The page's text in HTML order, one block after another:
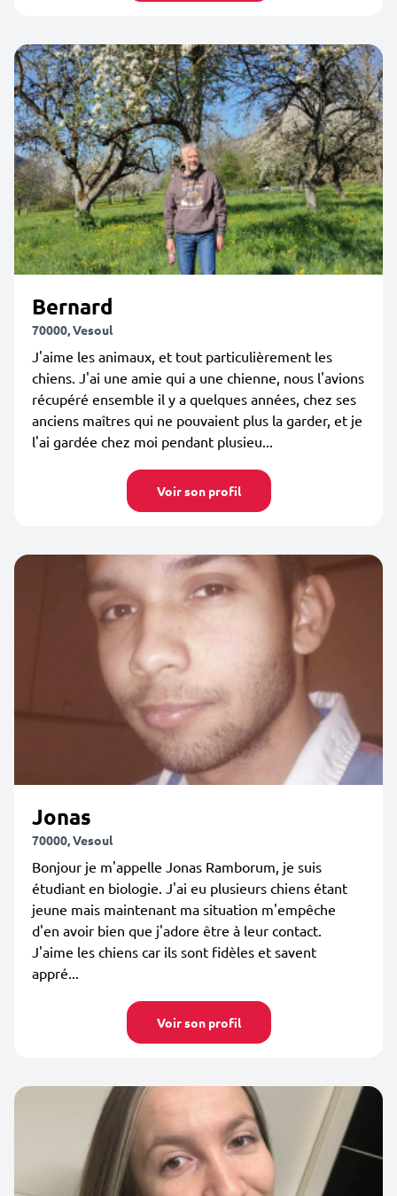
Bernard
70000, Vesoul
J'aime les animaux, et tout particulièrement les
chiens. J'ai une amie qui a une chienne, nous l'avions
récupéré ensemble il y a quelques années, chez ses
anciens maîtres qui ne pouvaient plus la garder, et je
l'ai gardée chez moi pendant plusieu...
Voir son profil
Jonas
70000, Vesoul
Bonjour je m'appelle Jonas Ramborum, je suis
étudiant en biologie. J'ai eu plusieurs chiens étant
jeune mais maintenant ma situation m'empêche
d'en avoir bien que j'adore être à leur contact.
J'aime les chiens car ils sont fidèles et savent
appré...
Voir son profil